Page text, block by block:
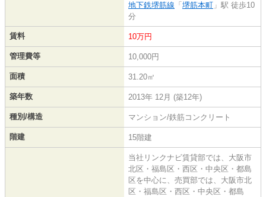
地下鉄堺筋線 「 堺筋本町 」駅 徒歩10
分
賃料 10万円
管理費等 10,000円
面積 31.20㎡
築年数 2013年 12月 (築12年)
種別/構造 マンション/鉄筋コンクリート
階建 15階建
当社リンクナビ賃貸部では、大阪市
北区・福島区・西区・中央区・都島
区を中心に、売買部では、大阪市北
区・福島区・西区・中央区・都島